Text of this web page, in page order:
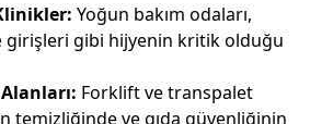
Yoğun bakım odaları,
girişleri gibi hijyenin kritik olduğu
Forklift ve transpalet
temizliğinde ve gıda güvenliğinin